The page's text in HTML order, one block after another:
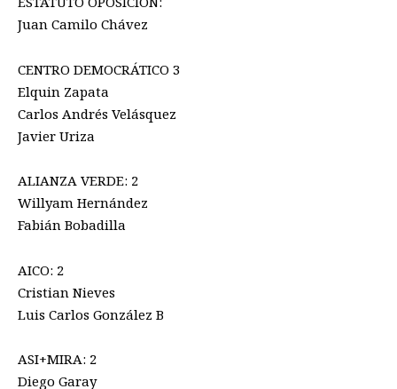
Juan Camilo Chávez
CENTRO DEMOCRÁTICO 3
Elquin Zapata
Carlos Andrés Velásquez
Javier Uriza
ALIANZA VERDE: 2
Willyam Hernández
Fabián Bobadilla
AICO: 2
Cristian Nieves
Luis Carlos González B
ASI+MIRA: 2
Diego Garay